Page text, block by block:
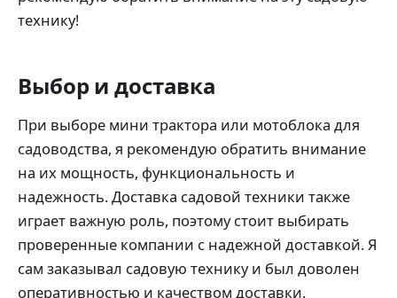
технику!
Выбор и доставка
При выборе мини трактора или мотоблока для
садоводства, я рекомендую обратить внимание
на их мощность, функциональность и
надежность. Доставка садовой техники также
играет важную роль, поэтому стоит выбирать
проверенные компании с надежной доставкой. Я
сам заказывал садовую технику и был доволен
оперативностью и качеством доставки.